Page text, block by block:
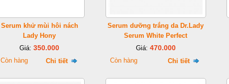
Serum khử mùi hôi nách
Lady Hony
Giá: 350.000
Còn hàng Chi tiết
Serum dưỡng trắng da Dr.Lady
Serum White Perfect
Giá: 470.000
Còn hàng Chi tiết